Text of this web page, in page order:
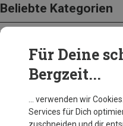
Beliebte Kategorien
Für Deine
Bergzeit...
… verwenden wir
Services für Dich